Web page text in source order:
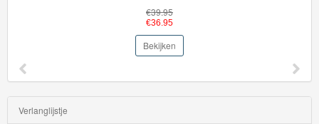
€39.95
€36.95
Bekijken
Verlanglijstje